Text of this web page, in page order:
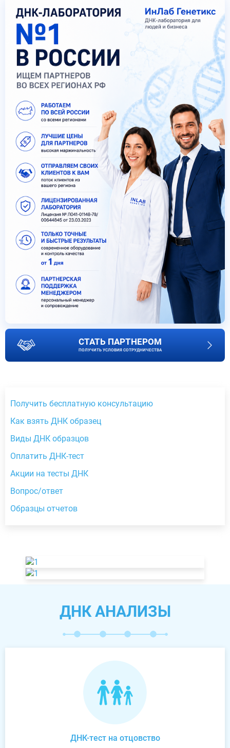
СТАТЬ ПАРТНЕРОМ
ПОЛУЧИТЬ УСЛОВИЯ СОТРУДНИЧЕСТВА
Получить бесплатную консультацию
Как взять ДНК образец
Виды ДНК образцов
Оплатить ДНК-тест
Акции на тесты ДНК
Вопрос/ответ
Образцы отчетов
ДНК АНАЛИЗЫ
ДНК-тест на отцовство